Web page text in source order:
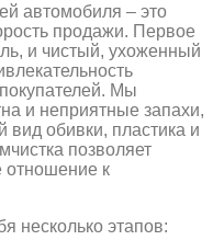
автомобиля – это
продажи. Первое
и чистый, ухоженный
Мы
и неприятные запахи,
вид обивки, пластика и
позволяет
отношение к
несколько этапов: